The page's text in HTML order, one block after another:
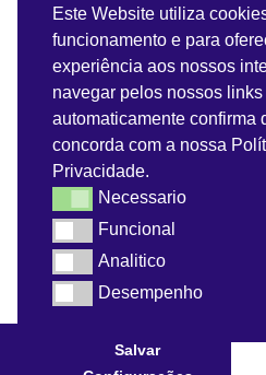
Benefícios do Servidor
Contra-Cheque
Convênios do Servidor
Webmail
Este Website utiliza
funcionamento e para
experiência aos nossos
navegar pelos nossos
automaticamente confirma
concorda com a nossa
Privacidade.
NecessarioNecessario
FuncionalFuncional
AnaliticoAnalitico
Desempenho
Desempenho
Salvar